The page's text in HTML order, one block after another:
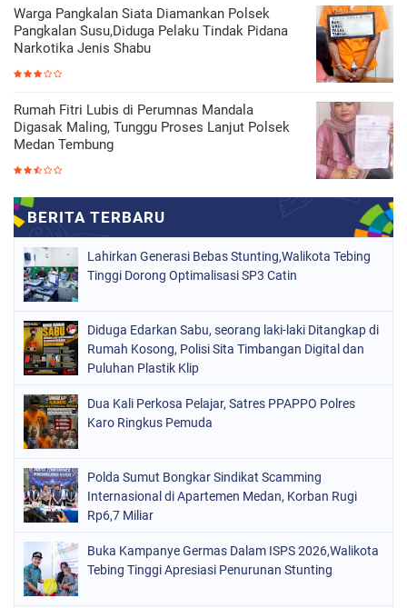
Warga Pangkalan Siata Diamankan Polsek
Pangkalan Susu,Diduga Pelaku Tindak Pidana
Narkotika Jenis Shabu
Rumah Fitri Lubis di Perumnas Mandala
Digasak Maling, Tunggu Proses Lanjut Polsek
Medan Tembung
Lahirkan Generasi Bebas Stunting,Walikota Tebing
Tinggi Dorong Optimalisasi SP3 Catin
Diduga Edarkan Sabu, seorang laki-laki Ditangkap di
Rumah Kosong, Polisi Sita Timbangan Digital dan
Puluhan Plastik Klip
Dua Kali Perkosa Pelajar, Satres PPAPPO Polres
Karo Ringkus Pemuda
Polda Sumut Bongkar Sindikat Scamming
Internasional di Apartemen Medan, Korban Rugi
Rp6,7 Miliar
Buka Kampanye Germas Dalam ISPS 2026,Walikota
Tebing Tinggi Apresiasi Penurunan Stunting